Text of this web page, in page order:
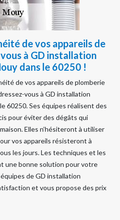
de vos appareils de
à GD installation
dans le 60250 !
de vos appareils de plomberie
vous à GD installation
60250. Ses équipes réalisent des
pour éviter des dégâts qui
Elles n’hésiteront à utiliser
vos appareils résisteront à
les jours. Les techniques et les
une bonne solution pour votre
de GD installation
et vous propose des prix